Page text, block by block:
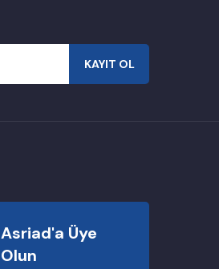
KAYIT OL
Asriad'a Üye
Olun